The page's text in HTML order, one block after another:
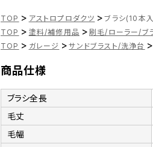
TOP > アストロプロダクツ > ブラシ(10本
TOP > 塗料/補修用品 > 刷毛/ローラー/ブ
TOP > ガレージ > サンドブラスト/洗浄台 >
商品仕様
ブラシ全長
毛丈
毛幅